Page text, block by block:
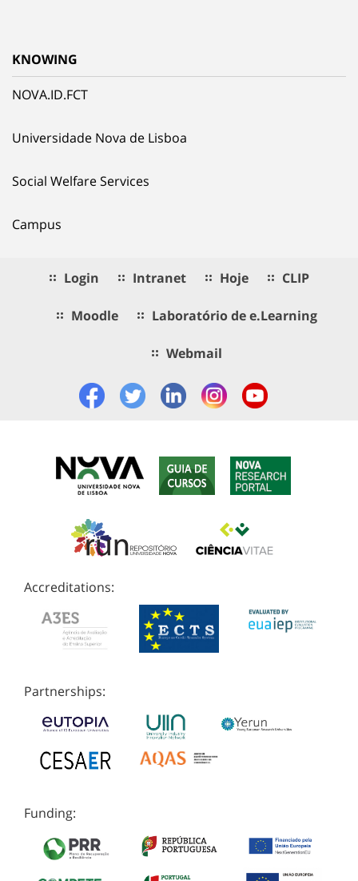
KNOWING
NOVA.ID.FCT
Universidade Nova de Lisboa
Social Welfare Services
Campus
Login Intranet Hoje CLIP
Moodle Laboratório de e.Learning
Webmail
Accreditations:
Partnerships:
Funding: